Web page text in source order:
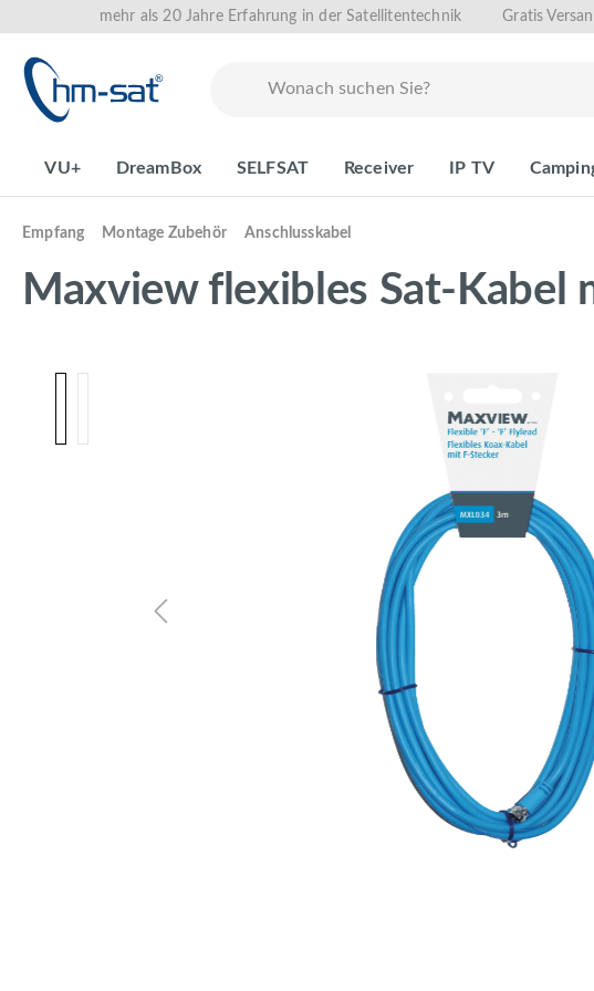
Zur Hauptnavigation springen
mehr als 20 Jahre Erfahrung in der Satellitentechnik Gratis
VU+ DreamBox SELFSAT Receiver IP TV
Empfang Montage Zubehör Anschlusskabel
Maxview flexibles Sat-Kabel